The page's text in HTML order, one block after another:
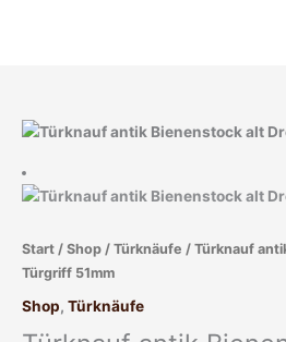
Start / Shop / Türknäufe / Türknauf
Türgriff 51mm
Shop, Türknäufe